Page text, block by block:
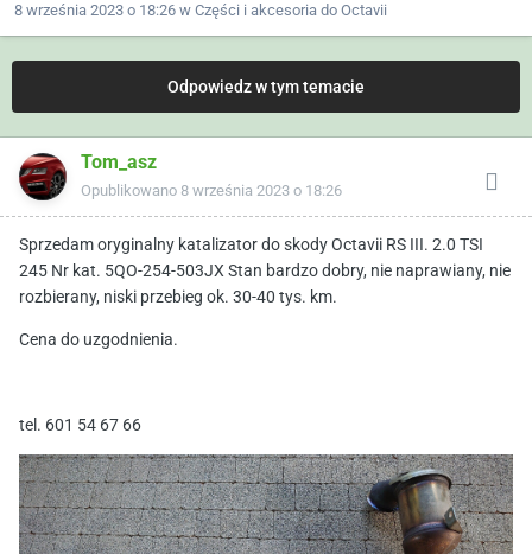
8 września 2023 o 18:26 w Części i akcesoria do Octavii
Odpowiedz w tym temacie
Tom_asz
Opublikowano 8 września 2023 o 18:26
Sprzedam oryginalny katalizator do skody Octavii RS III. 2.0 TSI
245 Nr kat. 5QO-254-503JX Stan bardzo dobry, nie naprawiany, nie
rozbierany, niski przebieg ok. 30-40 tys. km.
Cena do uzgodnienia.
tel. 601 54 67 66